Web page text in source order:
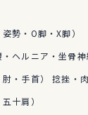
勢・O脚・X脚）
ヘルニア・坐骨神
・手首） 捻挫・
十肩）